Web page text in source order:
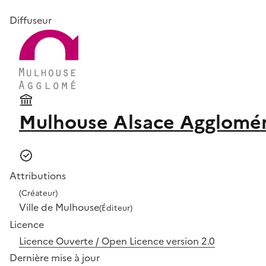
Diffuseur
Mulhouse Alsace
Attributions
(Créateur)
Ville de Mulhouse(Éditeur)
Licence
Licence Ouverte / Open Licence version 2.0
Dernière mise à jour